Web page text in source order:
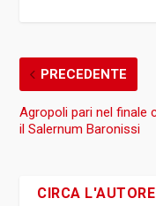
PRECEDENTE
Agropoli pari nel finale
il Salernum Baronissi
CIRCA L'AUTORE